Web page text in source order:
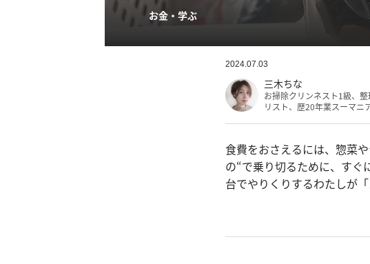
お金・学ぶ
2024.07.03
三木ちな
お掃除クリンネスト1級、
リスト、歴20年業スーマニ
食費をおさえるには、惣菜
の“で乗り切るために、すぐ
台でやりくりするわたしが